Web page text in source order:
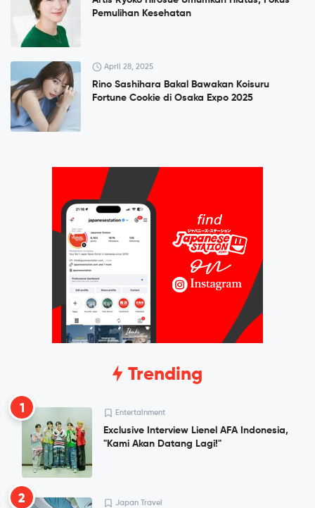
Pemulihan Kesehatan
April 28, 2025
Rino Sashihara Bakal Bawakan Koisuru
Fortune Cookie di Osaka Expo 2025
Trending
1 Entertainment
Exclusive Interview Lienel AFA Indonesia,
"Kami Akan Datang Lagi!"
2 Japan Travel